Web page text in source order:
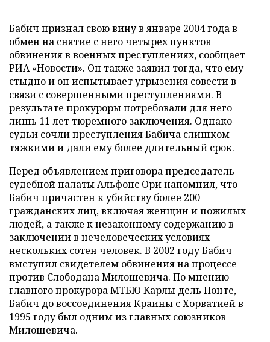
Бабич признал свою вину в январе 2004 года в
обмен на снятие с него четырех пунктов
обвинения в военных преступлениях, сообщает
РИА «Новости». Он также заявил тогда, что ему
стыдно и он испытывает угрызения совести в
связи с совершенными преступлениями. В
результате прокуроры потребовали для него
лишь 11 лет тюремного заключения. Однако
судьи сочли преступления Бабича слишком
тяжкими и дали ему более длительный срок.
Перед объявлением приговора председатель
судебной палаты Альфонс Ори напомнил, что
Бабич причастен к убийству более 200
гражданских лиц, включая женщин и пожилых
людей, а также к незаконному содержанию в
заключении в нечеловеческих условиях
нескольких сотен человек. В 2002 году Бабич
выступил свидетелем обвинения на процессе
против Слободана Милошевича. По мнению
главного прокурора МТБЮ Карлы дель Понте,
Бабич до воссоединения Краины с Хорватией в
1995 году был одним из главных союзников
Милошевича.